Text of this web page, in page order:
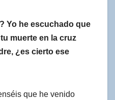
Yo he escuchado que
muerte en la cruz
¿es cierto ese
que he venido